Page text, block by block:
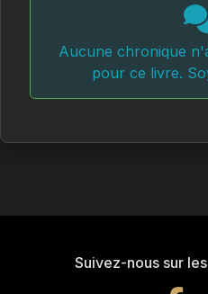
Peut-être est-ce
une autre manière de
Cette expérience
Aucune chronique
pour ce livre.
Suivez-nous sur